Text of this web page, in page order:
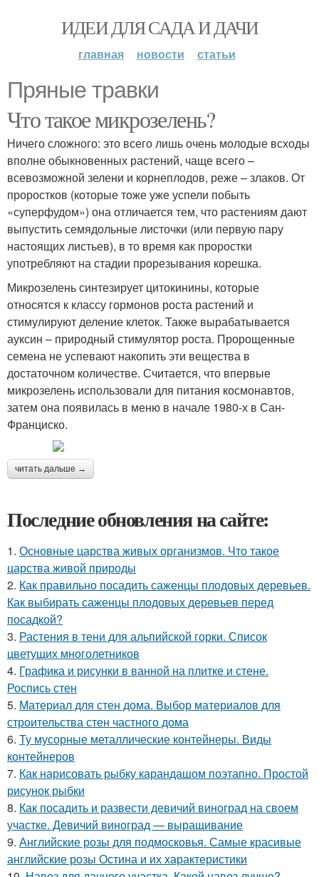
ИДЕИ ДЛЯ САДА И ДАЧИ
главная новости статьи
Пряные травки
Что такое микрозелень?
Ничего сложного: это всего лишь очень молодые всходы
вполне обыкновенных растений, чаще всего –
всевозможной зелени и корнеплодов, реже – злаков. От
проростков (которые тоже уже успели побыть
«суперфудом») она отличается тем, что растениям дают
выпустить семядольные листочки (или первую пару
настоящих листьев), в то время как проростки
употребляют на стадии прорезывания корешка.
Микрозелень синтезирует цитокинины, которые
относятся к классу гормонов роста растений и
стимулируют деление клеток. Также вырабатывается
ауксин – природный стимулятор роста. Пророщенные
семена не успевают накопить эти вещества в
достаточном количестве. Считается, что впервые
микрозелень использовали для питания космонавтов,
затем она появилась в меню в начале 1980-х в Сан-
Франциско.
читать дальше →
Последние обновления на сайте:
1. Основные царства живых организмов. Что такое
царства живой природы
2. Как правильно посадить саженцы плодовых деревьев.
Как выбирать саженцы плодовых деревьев перед
посадкой?
3. Растения в тени для альпийской горки. Список
цветущих многолетников
4. Графика и рисунки в ванной на плитке и стене.
Роспись стен
5. Материал для стен дома. Выбор материалов для
строительства стен частного дома
6. Ту мусорные металлические контейнеры. Виды
контейнеров
7. Как нарисовать рыбку карандашом поэтапно. Простой
рисунок рыбки
8. Как посадить и развести девичий виноград на своем
участке. Девичий виноград — выращивание
9. Английские розы для подмосковья. Самые красивые
английские розы Остина и их характеристики